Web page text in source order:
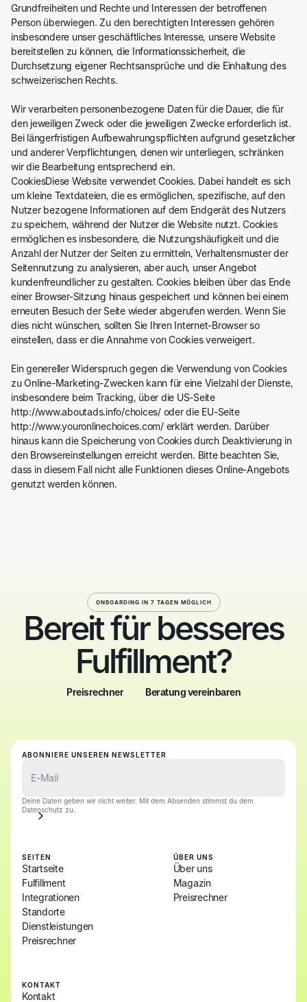
Grundfreiheiten und Rechte und Interessen der betroffenen
Person überwiegen. Zu den berechtigten Interessen gehören
insbesondere unser geschäftliches Interesse, unsere Website
bereitstellen zu können, die Informationssicherheit, die
Durchsetzung eigener Rechtsansprüche und die Einhaltung des
schweizerischen Rechts.
Wir verarbeiten personenbezogene Daten für die Dauer, die für
den jeweiligen Zweck oder die jeweiligen Zwecke erforderlich ist.
Bei längerfristigen Aufbewahrungspflichten aufgrund gesetzlicher
und anderer Verpflichtungen, denen wir unterliegen, schränken
wir die Bearbeitung entsprechend ein.
CookiesDiese Website verwendet Cookies. Dabei handelt es sich
um kleine Textdateien, die es ermöglichen, spezifische, auf den
Nutzer bezogene Informationen auf dem Endgerät des Nutzers
zu speichern, während der Nutzer die Website nutzt. Cookies
ermöglichen es insbesondere, die Nutzungshäufigkeit und die
Anzahl der Nutzer der Seiten zu ermitteln, Verhaltensmuster der
Seitennutzung zu analysieren, aber auch, unser Angebot
kundenfreundlicher zu gestalten. Cookies bleiben über das Ende
einer Browser-Sitzung hinaus gespeichert und können bei einem
erneuten Besuch der Seite wieder abgerufen werden. Wenn Sie
dies nicht wünschen, sollten Sie Ihren Internet-Browser so
einstellen, dass er die Annahme von Cookies verweigert.
Ein genereller Widerspruch gegen die Verwendung von Cookies
zu Online-Marketing-Zwecken kann für eine Vielzahl der Dienste,
insbesondere beim Tracking, über die US-Seite
http://www.aboutads.info/choices/ oder die EU-Seite
http://www.youronlinechoices.com/ erklärt werden. Darüber
hinaus kann die Speicherung von Cookies durch Deaktivierung in
den Browsereinstellungen erreicht werden. Bitte beachten Sie,
dass in diesem Fall nicht alle Funktionen dieses Online-Angebots
genutzt werden können.
ONBOARDING IN 7 TAGEN MÖGLICH
Bereit für besseres
Fulfillment?
Preisrechner
Beratung vereinbaren
ABONNIERE UNSEREN NEWSLETTER
Deine Daten geben wir nicht weiter. Mit dem Absenden stimmst du dem
Datenschutz zu.
SEITEN
Startseite
Fulfillment
Integrationen
Standorte
Dienstleistungen
Preisrechner
ÜBER UNS
Über uns
Magazin
Preisrechner
KONTAKT
Kontakt